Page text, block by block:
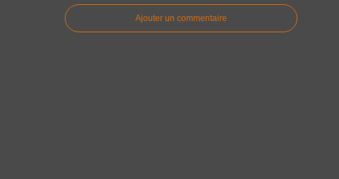
Ajouter un commentaire